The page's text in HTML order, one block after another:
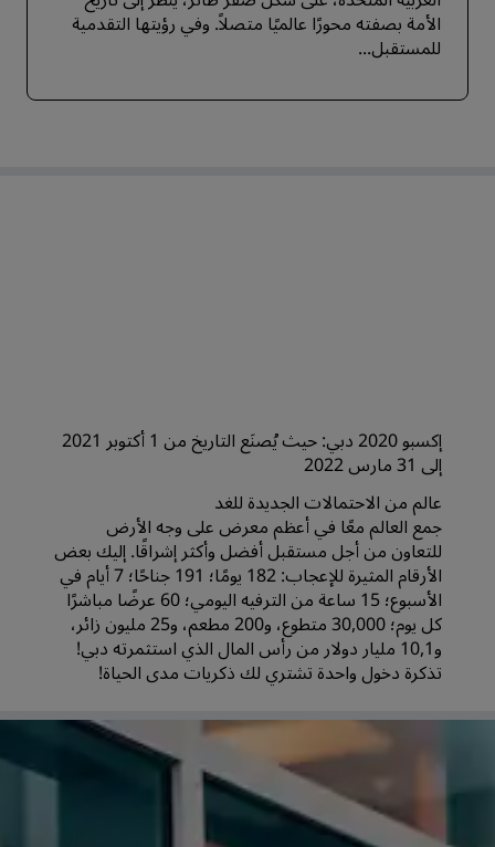
الأمة بصفته محورًا عالميًا متصلاً. وفي رؤيتها التقدمية
للمستقبل...
إكسبو 2020 دبي: حيث يُصنَع التاريخ من 1 أكتوبر 2021
إلى 31 مارس 2022
عالم من الاحتمالات الجديدة للغد
جمع العالم معًا في أعظم معرض على وجه الأرض
للتعاون من أجل مستقبل أفضل وأكثر إشراقًا. إليك بعض
الأرقام المثيرة للإعجاب: 182 يومًا؛ 191 جناحًا؛ 7 أيام في
الأسبوع؛ 15 ساعة من الترفيه اليومي؛ 60 عرضًا مباشرًا
كل يوم؛ 30,000 متطوع، و200 مطعم، و25 مليون زائر،
و10,1 مليار دولار من رأس المال الذي استثمرته دبي!
تذكرة دخول واحدة تشتري لك ذكريات مدى الحياة!